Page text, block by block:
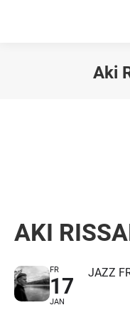
Aki
AKI
FR
17
JAN
JAZZ